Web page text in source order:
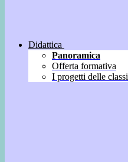
Didattica
Panoramica
Offerta formativa
I progetti delle classi